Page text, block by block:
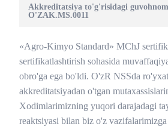
Akkreditatsiya to'g'risidagi
O'ZAK.MS.0011
«Agro-Kimyo Standard» MChJ
sertifikatlashtirish sohasida
obro'ga ega bo'ldi. O'zR NSSda
akkreditatsiyadan o'tgan
Xodimlarimizning yuqori darajadagi
reaktsiyasi bilan biz o'z